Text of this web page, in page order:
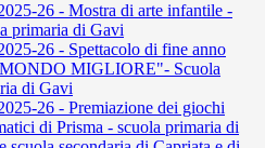
26 - Mostra di arte infantile -
primaria di Gavi
26 - Spettacolo di fine anno
MIGLIORE"- Scuola
di Gavi
26 - Premiazione dei giochi
di Prisma - scuola primaria di